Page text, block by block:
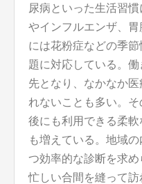
尿病といった生活習
やインフルエンザ、
には花粉症などの季
題に対応している。
先となり、なかなか
れないことも多い。
後にも利用できる柔
も増えている。地域
つ効率的な診断を求め
忙しい合間を縫って